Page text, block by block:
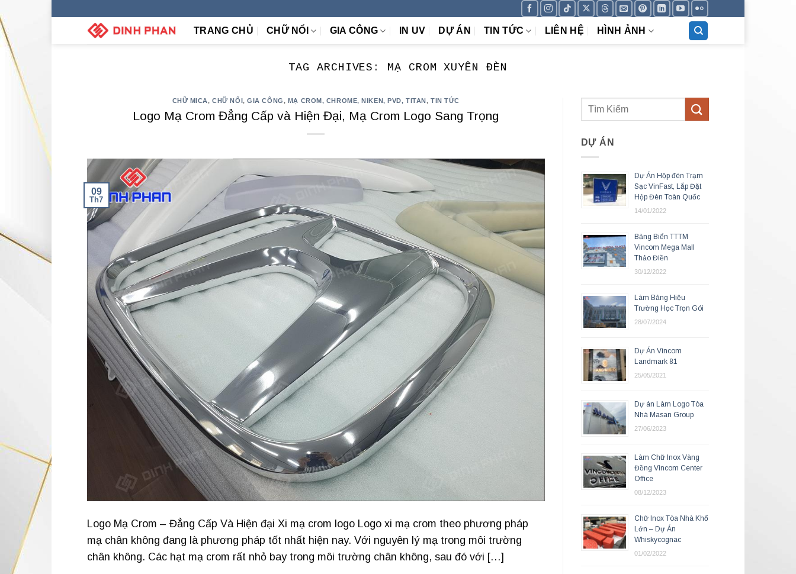
TRANG CHỦ CHỮ NỔI GIA CÔNG IN UV DỰ ÁN TIN TỨC LIÊN HỆ HÌNH ẢNH
TAG ARCHIVES: MẠ CROM XUYÊN ĐÈN
CHỮ MICA,CHỮ NỔI,GIA CÔNG, MẠ CROM, CHROME, NIKEN, PVD, TITAN , TIN TỨC
Logo Mạ Crom Đẳng Cấp và Hiện Đại, Mạ Crom Logo Sang Trọng
09
Th7
Logo Mạ Crom – Đẳng Cấp Và Hiện đại Xi mạ crom logo Logo xi mạ crom theo phương pháp
mạ chân không đang là phương pháp tốt nhất hiện nay. Với nguyên lý mạ trong môi trường
chân không. Các hạt mạ crom rất nhỏ bay trong môi trường chân không, sau đó với […]
DỰ ÁN
Dự Án Hộp đèn Trạm
Sạc VinFast, Lắp Đặt
Hộp Đèn Toàn Quốc
14/01/2022
Bảng Biển TTTM
Vincom Mega Mall
Thảo Điền
30/12/2022
Làm Bảng Hiệu
Trường Học Trọn Gói
28/07/2024
Dự Án Vincom
Landmark 81
25/05/2021
Dự án Làm Logo Tòa
Nhà Masan Group
27/06/2023
Làm Chữ Inox Vàng
Đồng Vincom Center
Office
08/12/2023
Chữ Inox Tòa Nhà Khổ
Lớn – Dự Án
Whiskycognac
01/02/2022